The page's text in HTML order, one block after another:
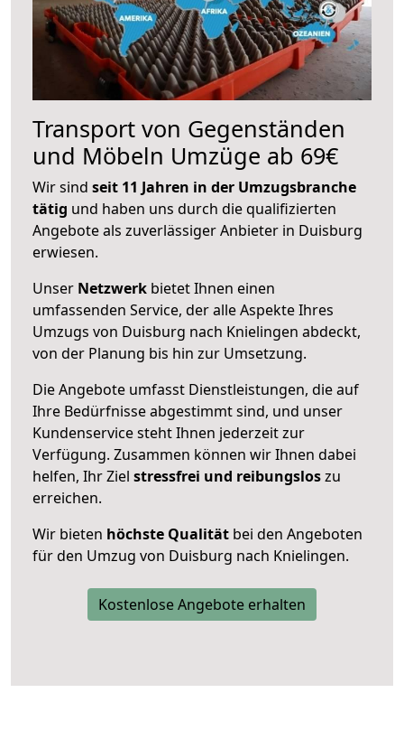
Transport von Gegenständen
und Möbeln Umzüge ab 69€
Wir sind seit 11 Jahren in der Umzugsbranche
tätig und haben uns durch die qualifizierten
Angebote als zuverlässiger Anbieter in Duisburg
erwiesen.
Unser Netzwerk bietet Ihnen einen
umfassenden Service, der alle Aspekte Ihres
Umzugs von Duisburg nach Knielingen abdeckt,
von der Planung bis hin zur Umsetzung.
Die Angebote umfasst Dienstleistungen, die auf
Ihre Bedürfnisse abgestimmt sind, und unser
Kundenservice steht Ihnen jederzeit zur
Verfügung. Zusammen können wir Ihnen dabei
helfen, Ihr Ziel stressfrei und reibungsloszu
erreichen.
Wir bieten höchste Qualität bei den Angeboten
für den Umzug von Duisburg nach Knielingen.
Kostenlose Angebote erhalten